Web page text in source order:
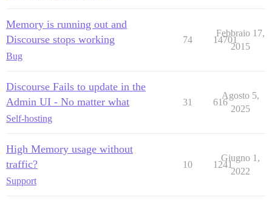
Memory is running out and
Discourse stops working
Bug
74 14701
Febbraio 17,
2015
Discourse Fails to update in the
Admin UI - No matter what
Self-hosting
31 616
Agosto 5,
2025
High Memory usage without
traffic?
Support
10 1241
Giugno 1,
2022